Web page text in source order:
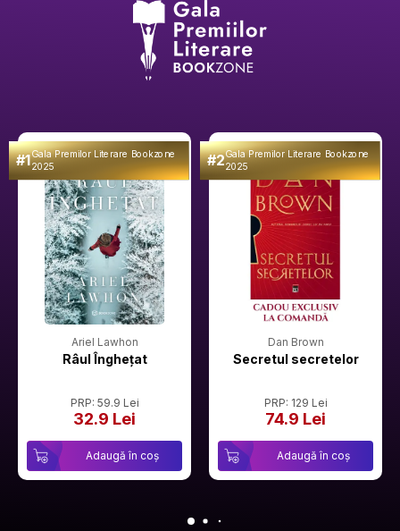
#1Gala Premilor Literare Bookzone
2025
Ariel Lawhon
Râul Înghețat
PRP: 59.9 Lei
32.9 Lei
Adaugă în coș
#2Gala Premilor Literare Bookzone
2025
Dan Brown
Secretul secretelor
PRP: 129 Lei
74.9 Lei
Adaugă în coș